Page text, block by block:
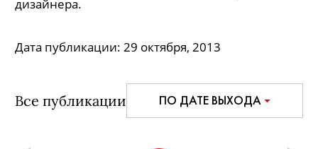
дизайнера.
Дата публикации: 29 октября, 2013
Все публикации ПО ДАТЕ ВЫХОДА